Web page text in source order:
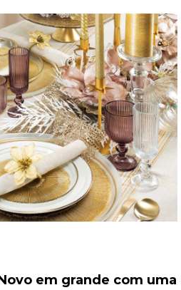
em grande com uma